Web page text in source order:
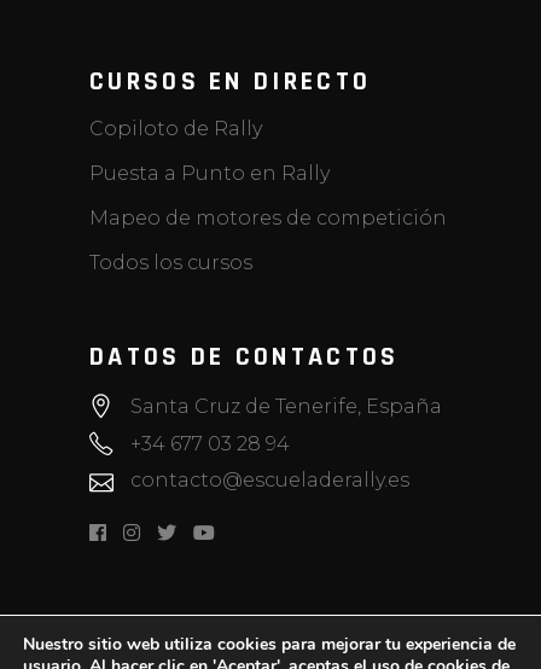
CURSOS EN DIRECTO
Copiloto de Rally
Puesta a Punto en Rally
Mapeo de motores de competición
Todos los cursos
DATOS DE CONTACTOS
Santa Cruz de Tenerife, España
+34 677 03 28 94
contacto@escueladerally.es
Nuestro sitio web utiliza cookies para mejorar tu experiencia de